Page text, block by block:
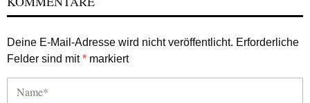
Deine E-Mail-Adresse wird nicht veröffentlicht. Erforderliche
Felder sind mit* markiert